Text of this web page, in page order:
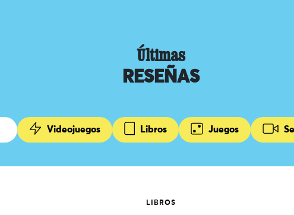
Últimas
RESEÑAS
Videojuegos Libros Juegos
LIBROS